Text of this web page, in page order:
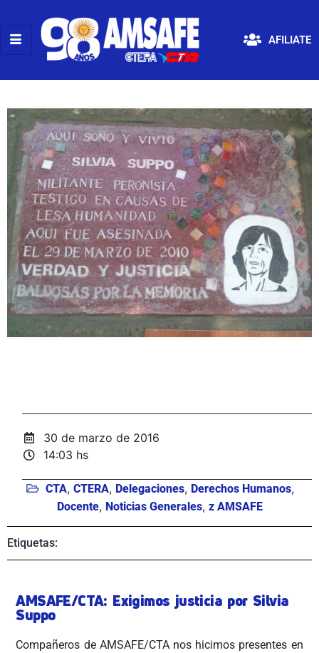
AFILIATE
30 de marzo de 2016
14:03 hs
CTA, CTERA, Delegaciones, Derechos Humanos,
Docente, Noticias Generales, z AMSAFE
Etiquetas:
AMSAFE/CTA: Exigimos justicia por Silvia
Suppo
Compañeros de AMSAFE/CTA nos hicimos presentes en